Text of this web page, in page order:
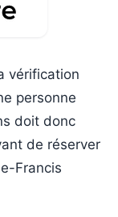
vérification
personne
doit donc
de réserver
Francis